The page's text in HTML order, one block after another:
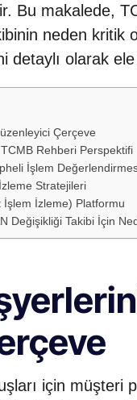
Bu makalede,
neden kritik
detaylı olarak ele
Çerçeve
Rehberi Perspektifi
İşlem
Stratejileri
İzleme) Platformu
Değişikliği Takibi İçin
için müşteri